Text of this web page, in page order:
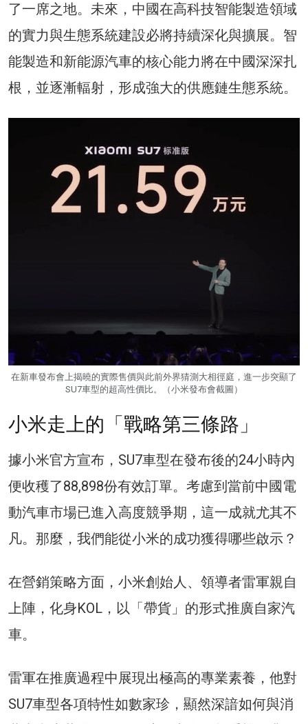
了一席之地。未來，中國在高科技智能製造領域
的實力與生態系統建設必將持續深化與擴展。智
能製造和新能源汽車的核心能力將在中國深深扎
根，並逐漸輻射，形成強大的供應鏈生態系統。
在新車發布會上揭曉的實際售價與此前外界猜測大相徑庭，進一步突顯了
SU7車型的超高性價比。（小米發布會截圖）
小米走上的「戰略第三條路」
據小米官方宣布，SU7車型在發布後的24小時內
便收穫了88,898份有效訂單。考慮到當前中國電
動汽車市場已進入高度競爭期，這一成就尤其不
凡。那麼，我們能從小米的成功獲得哪些啟示？
在營銷策略方面，小米創始人、領導者雷軍親自
上陣，化身KOL，以「帶貨」的形式推廣自家汽
車。
雷軍在推廣過程中展現出極高的專業素養，他對
SU7車型各項特性如數家珍，顯然深諳如何與消